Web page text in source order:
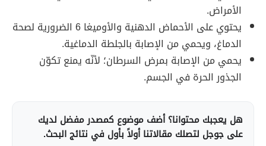
الأمراض.
يحتوي على الأحماض الدهنية والأوميغا 6 الضرورية لصحة
الدماغ، ويحمي من الإصابة بالجلطة الدماغية.
يحمي من الإصابة بمرض السرطان؛ لأنّه يمنع تكوّن
الجذور الحرة في الجسم.
هل يعجبك محتوانا؟ أضف موضوع كمصدر مفضل لديك
على جوجل لتصلك مقالاتنا أولاً بأول في نتائج البحث.